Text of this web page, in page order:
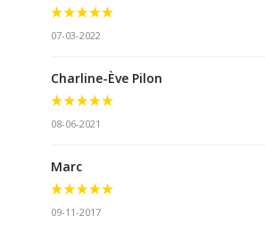
07-03-2022
Charline-Ève Pilon
08-06-2021
Marc
09-11-2017